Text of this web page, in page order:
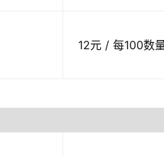
12元 / 每100数